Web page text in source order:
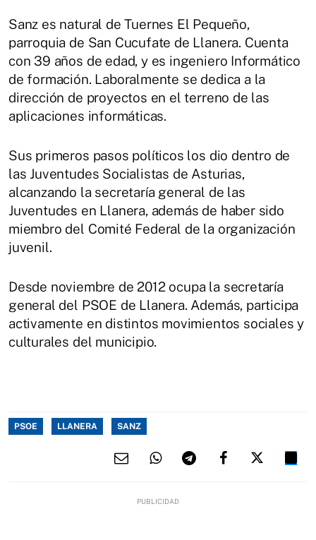
Sanz es natural de Tuernes El Pequeño,
parroquia de San Cucufate de Llanera. Cuenta
con 39 años de edad, y es ingeniero Informático
de formación. Laboralmente se dedica a la
dirección de proyectos en el terreno de las
aplicaciones informáticas.
Sus primeros pasos políticos los dio dentro de
las Juventudes Socialistas de Asturias,
alcanzando la secretaría general de las
Juventudes en Llanera, además de haber sido
miembro del Comité Federal de la organización
juvenil.
Desde noviembre de 2012 ocupa la secretaría
general del PSOE de Llanera. Además, participa
activamente en distintos movimientos sociales y
culturales del municipio.
PSOE LLANERA SANZ